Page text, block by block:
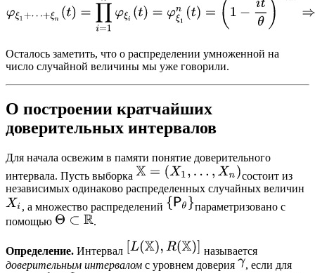
Осталось заметить, что о распределении умноженной на
число случайной величины мы уже говорили.
О построении кратчайших
доверительных интервалов
Для начала освежим в памяти понятие доверительного
интервала. Пусть выборка
состоит из
независимых одинаково распределенных случайных величин
, а множество распределений
параметризовано с
помощью
.
Определение. Интервал
называется
доверительным интервалом с уровнем доверия
, если для